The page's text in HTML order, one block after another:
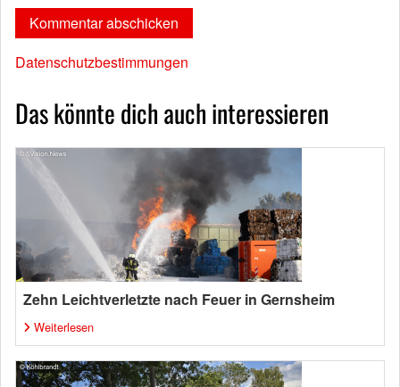
Datenschutzbestimmungen
Das könnte dich auch interessieren
Zehn Leichtverletzte nach Feuer in Gernsheim
Weiterlesen